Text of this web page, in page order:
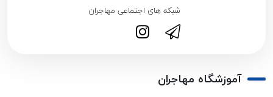
شبکه های اجتماعی مهاجران
آموزشگاه مهاجران